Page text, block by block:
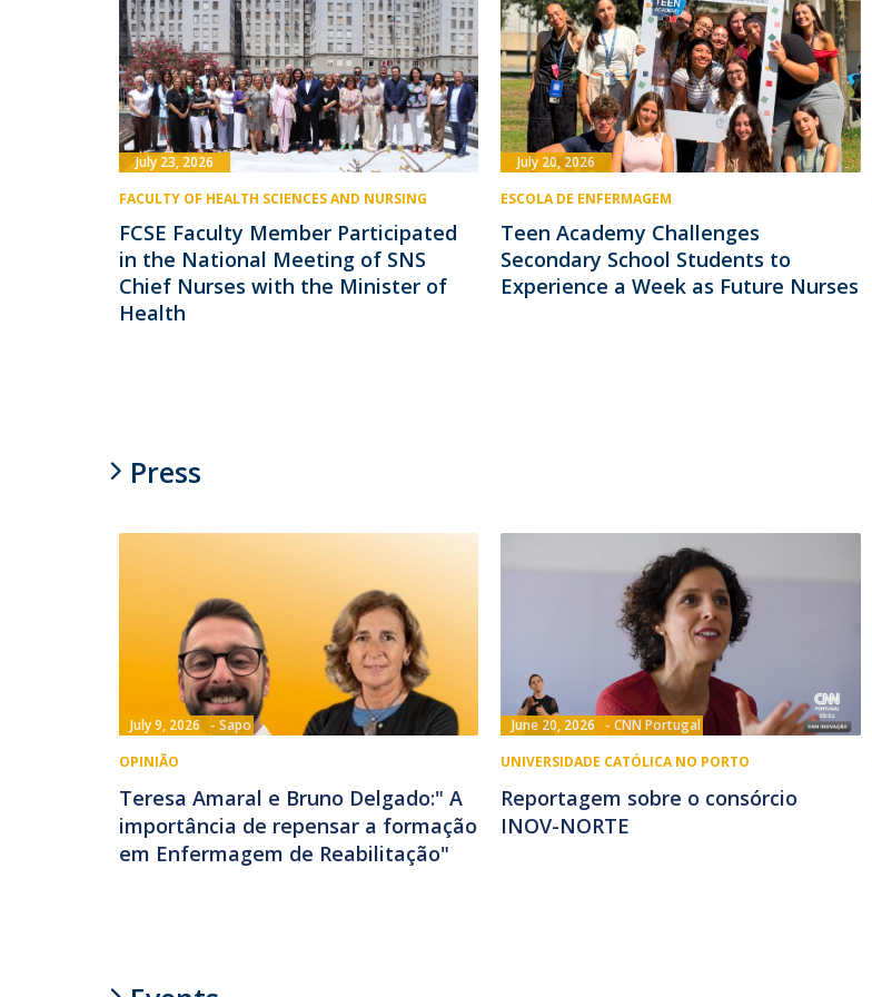
FACULTY OF HEALTH SCIENCES AND NURSING
FCSE Faculty Member Participated
in the National Meeting of SNS
Chief Nurses with the Minister of
Health
July 23, 2026
ESCOLA DE ENFERMAGEM
Teen Academy Challenges
Secondary School Students to
Experience a Week as Future Nurses
July 20, 2026
Press
July 9, 2026
Sapo
OPINIÃO
Teresa Amaral e Bruno Delgado:" A
importância de repensar a formação
em Enfermagem de Reabilitação"
June 20, 2026
CNN Portugal
UNIVERSIDADE CATÓLICA NO PORTO
Reportagem sobre o consórcio
INOV-NORTE